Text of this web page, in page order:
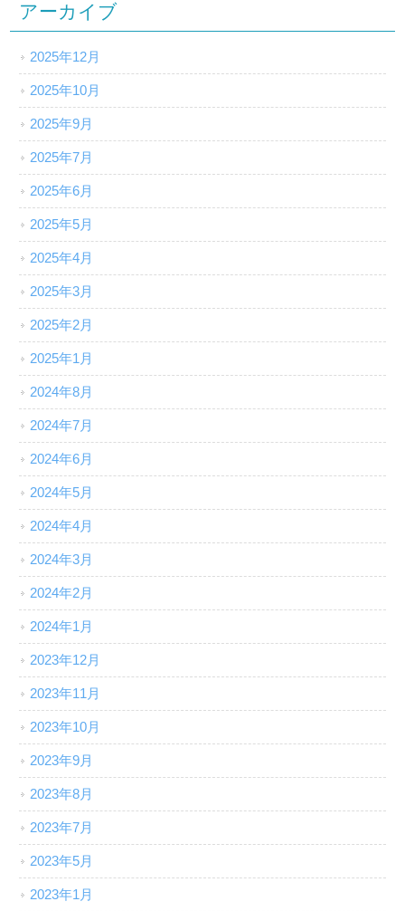
アーカイブ
2025年12月
2025年10月
2025年9月
2025年7月
2025年6月
2025年5月
2025年4月
2025年3月
2025年2月
2025年1月
2024年8月
2024年7月
2024年6月
2024年5月
2024年4月
2024年3月
2024年2月
2024年1月
2023年12月
2023年11月
2023年10月
2023年9月
2023年8月
2023年7月
2023年5月
2023年1月